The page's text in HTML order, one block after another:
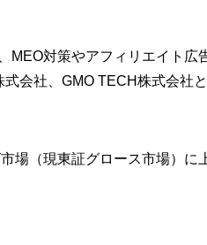
MEO対策やアフィリエイト広
会社、GMO TECH株式会社
場（現東証グロース市場）に